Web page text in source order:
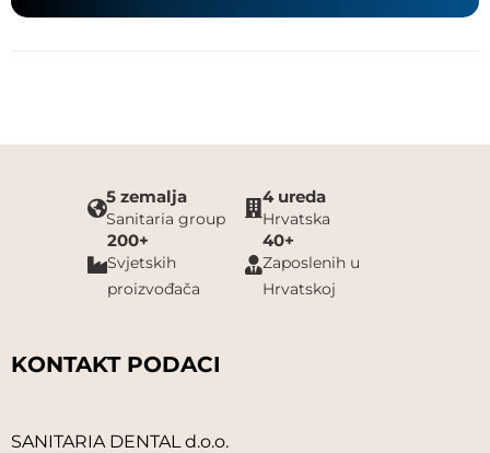
5 zemalja
Sanitaria group
4 ureda
Hrvatska
200+
Svjetskih
proizvođača
40+
Zaposlenih u
Hrvatskoj
KONTAKT PODACI
SANITARIA DENTAL d.o.o.